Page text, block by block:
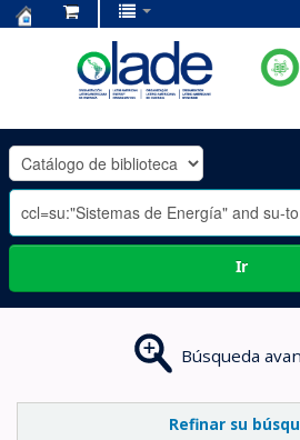
OLADE
-
Ir
Búsqueda
Refinar su